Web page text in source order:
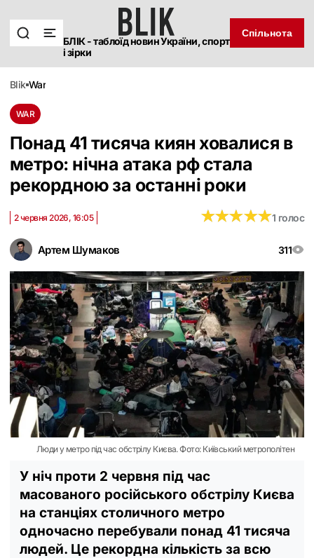
БЛІК - таблоїд новин України, спорт
і зірки
Спільнота
blik war
WAR
Понад 41 тисяча киян ховалися в
метро: нічна атака рф стала
рекордною за останні роки
Артем Шумаков 311
2 червня 2026, 16:05 ★★★★★
★★★★★1 голос
Люди у метро під час обстрілу Києва. Фото: Київський метрополітен
У ніч проти 2 червня під час
масованого російського обстрілу Києва
на станціях столичного метро
одночасно перебували понад 41 тисяча
людей. Це рекордна кількість за всю